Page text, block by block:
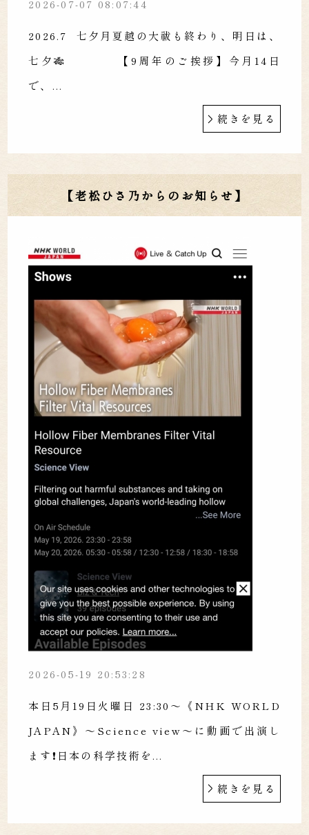
2026-07-07 08:07:44
2026.7 七夕月夏越の大祓も終わり、明日は、
七夕🎋 【9周年のご挨拶】今月14日
で、...
続きを見る
【老松ひさ乃からのお知らせ】
2026-05-19 20:53:28
本日5月19日火曜日 23:30～《NHK WORLD
JAPAN》〜Science view〜に動画で出演し
ます❗️日本の科学技術を...
続きを見る